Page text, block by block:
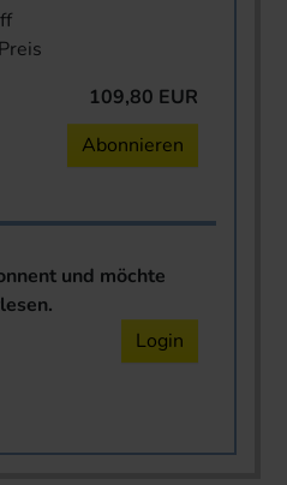
109,80 EUR
Abonnieren
und möchte
Login